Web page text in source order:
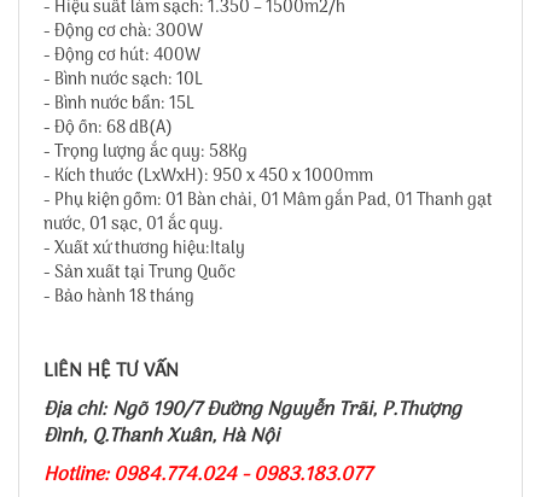
- Hiệu suất làm sạch: 1.350 – 1500m2/h
- Động cơ chà: 300W
- Động cơ hút: 400W
- Bình nước sạch: 10L
- Bình nước bẩn: 15L
- Độ ồn: 68 dB(A)
- Trọng lượng ắc quy: 58Kg
- Kích thước (LxWxH): 950 x 450 x 1000mm
- Phụ kiện gồm: 01 Bàn chải, 01 Mâm gắn Pad, 01 Thanh gạt
nước, 01 sạc, 01 ắc quy.
- Xuất xứ thương hiệu:Italy
- Sản xuất tại Trung Quốc
- Bảo hành 18 tháng
LIÊN HỆ TƯ VẤN
Địa chỉ: Ngõ 190/7 Đường Nguyễn Trãi, P.Thượng
Đình, Q.Thanh Xuân, Hà Nội
Hotline: 0984.774.024 - 0983.183.077